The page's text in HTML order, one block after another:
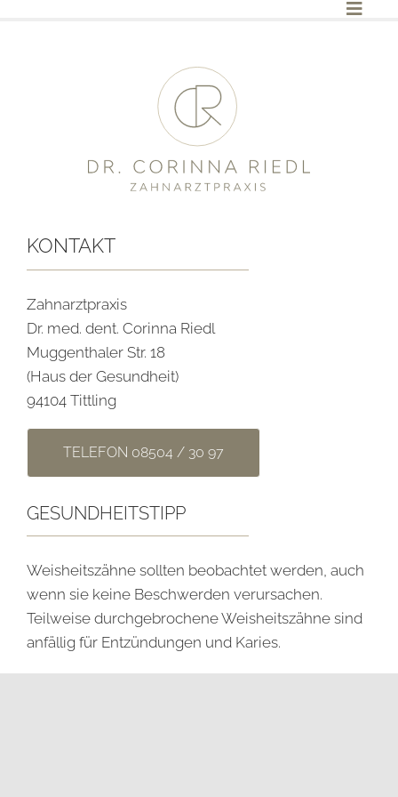
KONTAKT
Zahnarztpraxis
Dr. med. dent. Corinna Riedl
Muggenthaler Str. 18
(Haus der Gesundheit)
94104 Tittling
TELEFON 08504 / 30 97
GESUNDHEITSTIPP
Weisheitszähne sollten beobachtet werden, auch
wenn sie keine Beschwerden verursachen.
Teilweise durchgebrochene Weisheitszähne sind
anfällig für Entzündungen und Karies.